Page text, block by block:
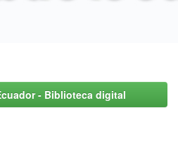
- Biblioteca digital